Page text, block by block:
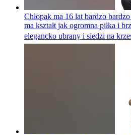
Chłopak ma 16 lat bardzo
ma kształt jak ogromna piłka i
elegancko ubrany i siedzi na